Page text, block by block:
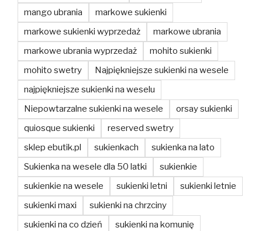
mango ubrania
markowe sukienki
markowe sukienki wyprzedaż
markowe ubrania
markowe ubrania wyprzedaż
mohito sukienki
mohito swetry
Najpiękniejsze sukienki na wesele
najpiękniejsze sukienki na weselu
Niepowtarzalne sukienki na wesele
orsay sukienki
quiosque sukienki
reserved swetry
sklep ebutik.pl
sukienkach
sukienka na lato
Sukienka na wesele dla 50 latki
sukienkie
sukienkie na wesele
sukienki letni
sukienki letnie
sukienki maxi
sukienki na chrzciny
sukienki na co dzień
sukienki na komunię